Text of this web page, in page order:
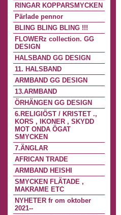
RINGAR KOPPARSMYCKEN
Pärlade pennor
BLING BLING BLING !!!
FLOWERz collection. GG
DESIGN
HALSBAND GG DESIGN
11. HALSBAND
ARMBAND GG DESIGN
13.ARMBAND
ÖRHÄNGEN GG DESIGN
6.RELIGIÖST / KRISTET .,
KORS , IKONER , SKYDD
MOT ONDA ÖGAT
SMYCKEN
7.ÄNGLAR
AFRICAN TRADE
ARMBAND HEISHI
SMYCKEN FLÄTADE ,
MAKRAME ETC
NYHETER fr om oktober
2021--